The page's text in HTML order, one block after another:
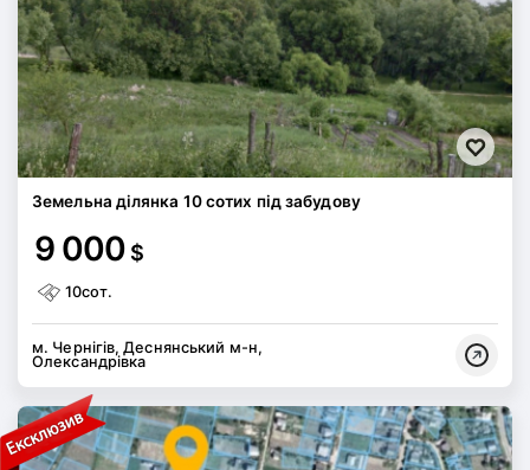
Земельна ділянка 10 сотих під забудову
9 000 $
10сот.
м. Чернігів, Деснянський м-н,
Олександрівка